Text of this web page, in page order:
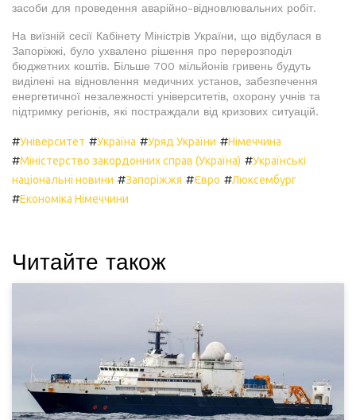
засоби для проведення аварійно-відновлювальних робіт.
На виїзній сесії Кабінету Міністрів України, що відбулася в
Запоріжжі, було ухвалено рішення про перерозподіл
бюджетних коштів. Більше 700 мільйонів гривень будуть
виділені на відновлення медичних установ, забезпечення
енергетичної незалежності університетів, охорону учнів та
підтримку регіонів, які постраждали від кризових ситуацій.
#Університет #Україна #Уряд України #Німеччина
#Міністерство закордонних справ (Україна) #Українські
національні новини #Запоріжжя #Євро #Люксембург
#Економіка Німеччини
Читайте також